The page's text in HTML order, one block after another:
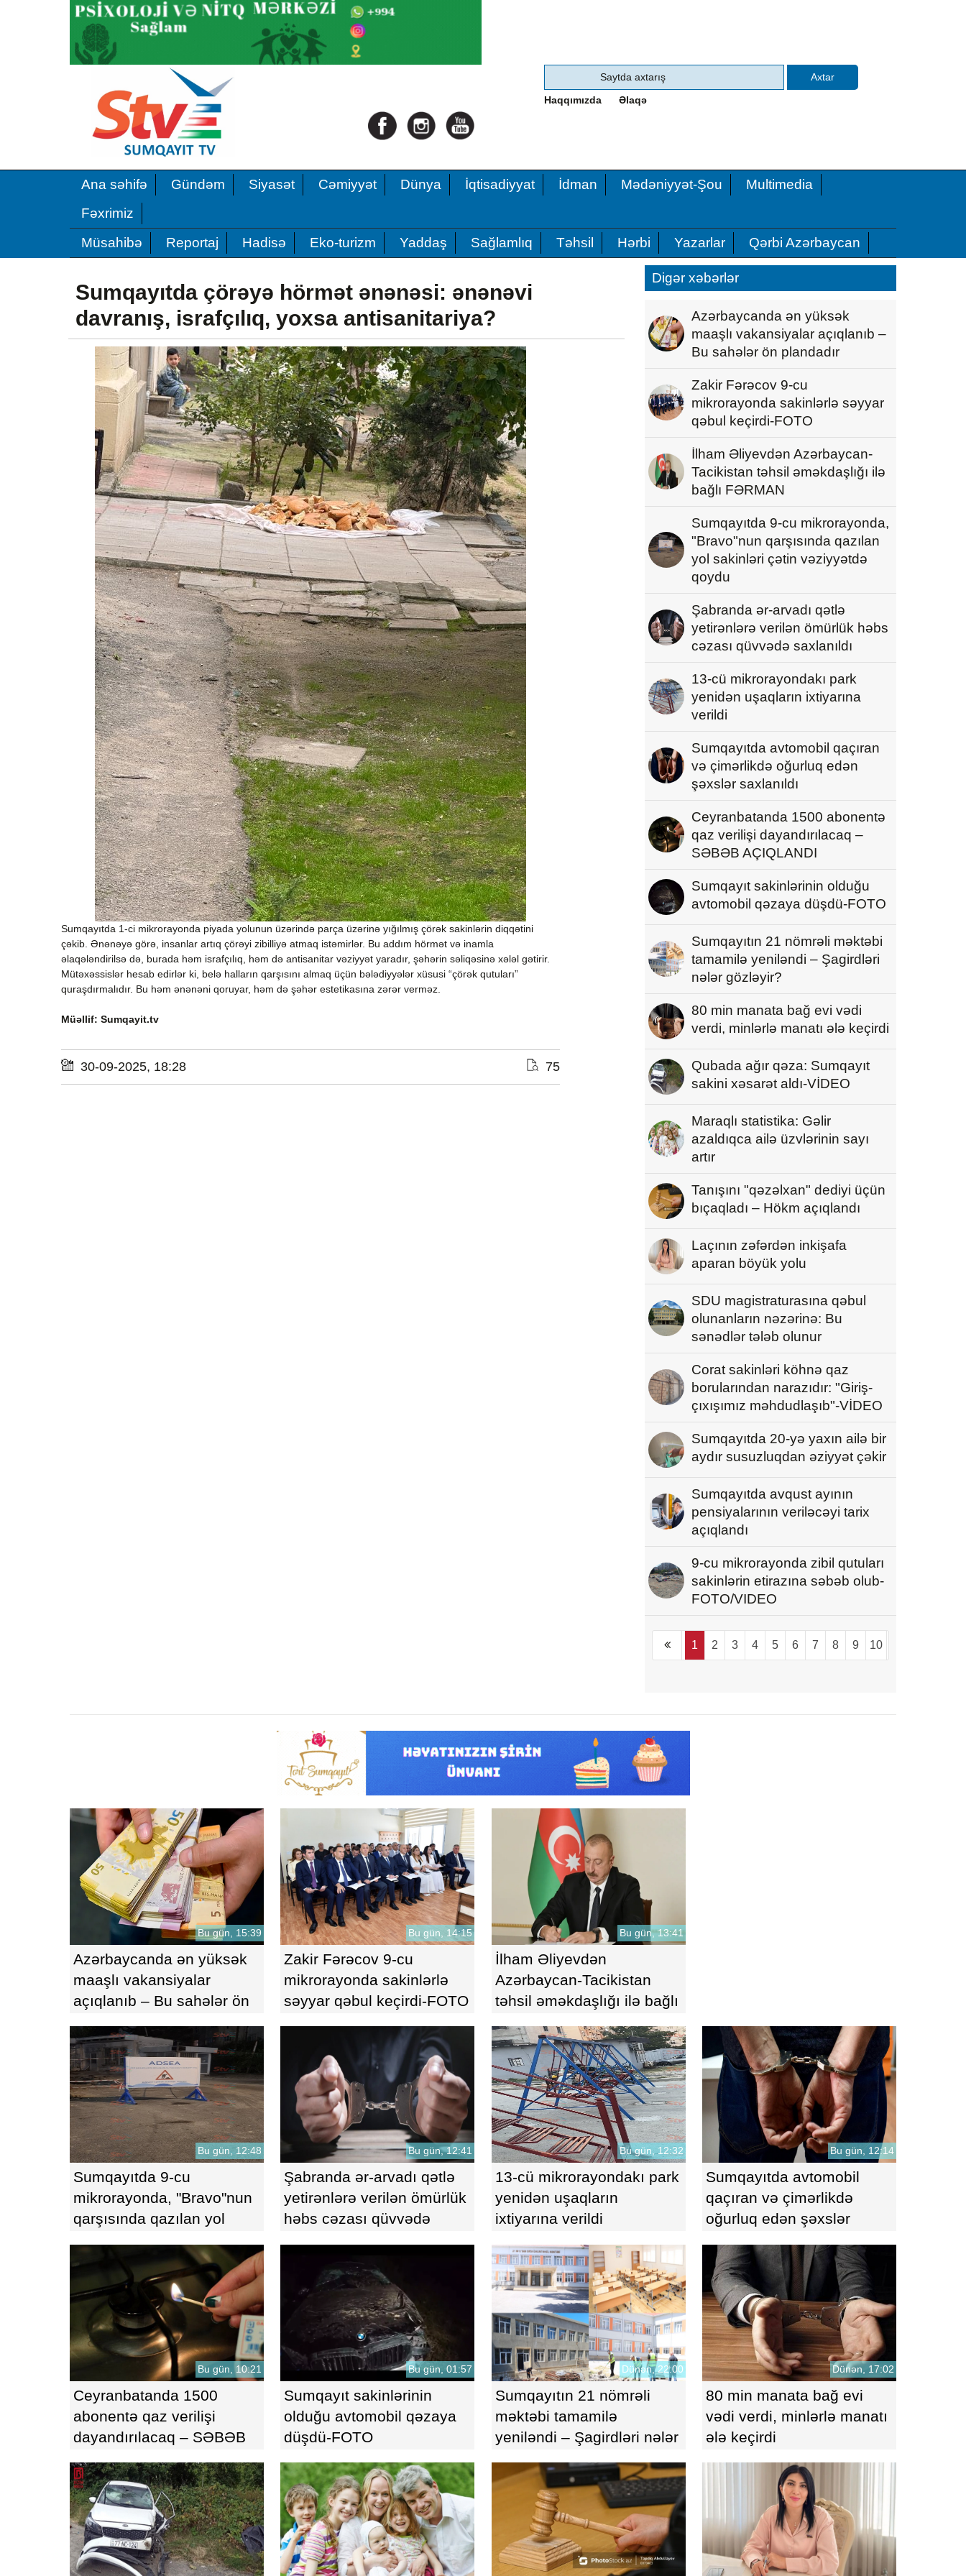
Haqqımızda Əlaqə
Ana səhifə Gündəm Siyasət Cəmiyyət Dünya İqtisadiyyat İdman Mədəniyyət-Şou
Multimedia
Fəxrimiz
Müsahibə
Reportaj Hadisə Eko-turizm Yaddaş Sağlamlıq Təhsil Hərbi Yazarlar Qərbi Azərbaycan
Sumqayıtda çörəyə hörmət ənənəsi: ənənəvi
davranış, israfçılıq, yoxsa antisanitariya?
Sumqayıtda 1-ci mikrorayonda piyada yolunun üzərində parça üzərinə yığılmış çörək sakinlərin diqqətini
çəkib. Ənənəyə görə, insanlar artıq çörəyi zibilliyə atmaq istəmirlər. Bu addım hörmət və inamla
əlaqələndirilsə də, burada həm israfçılıq, həm də antisanitar vəziyyət yaradır, şəhərin səliqəsinə xələl gətirir.
Mütəxəssislər hesab edirlər ki, belə halların qarşısını almaq üçün bələdiyyələr xüsusi “çörək qutuları”
quraşdırmalıdır. Bu həm ənənəni qoruyar, həm də şəhər estetikasına zərər verməz.
Müəllif: Sumqayit.tv
30-09-2025, 18:28 75
Digər xəbərlər
Azərbaycanda ən yüksək
maaşlı vakansiyalar açıqlanıb –
Bu sahələr ön plandadır
Zakir Fərəcov 9-cu
mikrorayonda sakinlərlə səyyar
qəbul keçirdi-FOTO
İlham Əliyevdən Azərbaycan-
Tacikistan təhsil əməkdaşlığı ilə
bağlı FƏRMAN
Sumqayıtda 9-cu mikrorayonda,
"Bravo"nun qarşısında qazılan
yol sakinləri çətin vəziyyətdə
qoydu
Şabranda ər-arvadı qətlə
yetirənlərə verilən ömürlük həbs
cəzası qüvvədə saxlanıldı
13-cü mikrorayondakı park
yenidən uşaqların ixtiyarına
verildi
Sumqayıtda avtomobil qaçıran
və çimərlikdə oğurluq edən
şəxslər saxlanıldı
Ceyranbatanda 1500 abonentə
qaz verilişi dayandırılacaq –
SƏBƏB AÇIQLANDI
Sumqayıt sakinlərinin olduğu
avtomobil qəzaya düşdü-FOTO
Sumqayıtın 21 nömrəli məktəbi
tamamilə yeniləndi – Şagirdləri
nələr gözləyir?
80 min manata bağ evi vədi
verdi, minlərlə manatı ələ keçirdi
Qubada ağır qəza: Sumqayıt
sakini xəsarət aldı-VİDEO
Maraqlı statistika: Gəlir
azaldıqca ailə üzvlərinin sayı
artır
Tanışını "qəzəlxan" dediyi üçün
bıçaqladı – Hökm açıqlandı
Laçının zəfərdən inkişafa
aparan böyük yolu
SDU magistraturasına qəbul
olunanların nəzərinə: Bu
sənədlər tələb olunur
Corat sakinləri köhnə qaz
borularından narazıdır: "Giriş-
çıxışımız məhdudlaşıb"-VİDEO
Sumqayıtda 20-yə yaxın ailə bir
aydır susuzluqdan əziyyət çəkir
Sumqayıtda avqust ayının
pensiyalarının veriləcəyi tarix
açıqlandı
9-cu mikrorayonda zibil qutuları
sakinlərin etirazına səbəb olub-
FOTO/VIDEO
1 2 3 4 5 6 7 8 9 10
Bu gün, 15:39
Azərbaycanda ən yüksək
maaşlı vakansiyalar
açıqlanıb – Bu sahələr ön
Bu gün, 14:15
Zakir Fərəcov 9-cu
mikrorayonda sakinlərlə
səyyar qəbul keçirdi-FOTO
Bu gün, 13:41
İlham Əliyevdən
Azərbaycan-Tacikistan
təhsil əməkdaşlığı ilə bağlı
Bu gün, 12:48
Sumqayıtda 9-cu
mikrorayonda, "Bravo"nun
qarşısında qazılan yol
qoydu
Bu gün, 12:41
Şabranda ər-arvadı qətlə
yetirənlərə verilən ömürlük
həbs cəzası qüvvədə
Bu gün, 12:32
13-cü mikrorayondakı park
yenidən uşaqların
ixtiyarına verildi
Bu gün, 12:14
Sumqayıtda avtomobil
qaçıran və çimərlikdə
oğurluq edən şəxslər
Bu gün, 10:21
Ceyranbatanda 1500
abonentə qaz verilişi
dayandırılacaq – SƏBƏB
Bu gün, 01:57
Sumqayıt sakinlərinin
olduğu avtomobil qəzaya
düşdü-FOTO
Dünən, 22:00
Sumqayıtın 21 nömrəli
məktəbi tamamilə
yeniləndi – Şagirdləri nələr
Dünən, 17:02
80 min manata bağ evi
vədi verdi, minlərlə manatı
ələ keçirdi